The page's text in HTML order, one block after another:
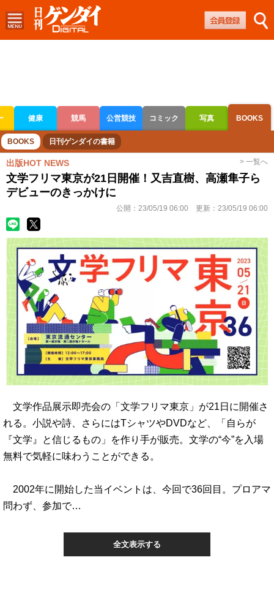
健康 競馬 公営競技 コミック 写真 BOOKS
ボートレース 競輪 オートレース
BOOKS 日刊ゲンダイの書籍
出版HOT NEWS > 一覧へ
文学フリマ東京が21日開催！又吉直樹、高瀬隼子ら
デビューのきっかけに
公開： 23/05/19 06:00 更新： 23/05/19 06:00
文学作品展示即売会の「文学フリマ東京」が21日に開催さ
れる。小説や詩、さらにはTシャツやDVDなど、「自らが
『文学』と信じるもの」を作り手が販売。文学の“今”を入場
無料で気軽に味わうことができる。
2002年に開始した当イベントは、今回で36回目。プロアマ
問わず、参加で…
全文表示する